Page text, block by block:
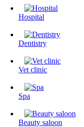
Hospital
Dentistry
Vet clinic
Spa
Beauty saloon